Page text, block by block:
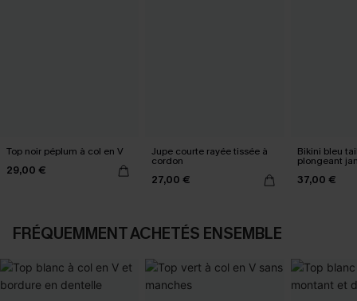
Top noir péplum à col en V
29,00 €
Jupe courte rayée tissée à
cordon
27,00 €
Bikini bleu
plongeant
au milieu
37,00 €
FRÉQUEMMENT ACHETÉS ENSEMBLE